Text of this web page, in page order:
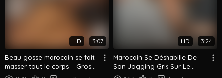
HD 3:07
Beau gosse marocain se fait
masser tout le corps – Gros
cul palpé et massé
HD 3:24
Marocain Se Déshabille De
Son Jogging Gris Sur Le
Canapé Montre Son Gros Cul